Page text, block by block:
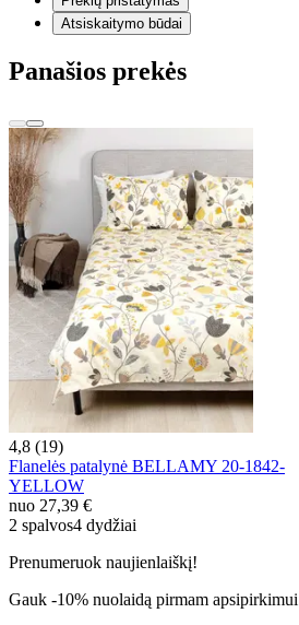
Atsiskaitymo būdai
Panašios prekės
4,8 (19)
Flanelės patalynė BELLAMY 20-1842-
YELLOW
nuo 27,39 €
2 spalvos4 dydžiai
Prenumeruok naujienlaiškį!
Gauk -10% nuolaidą pirmam apsipirkimui